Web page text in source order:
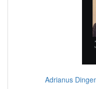
Adrianus